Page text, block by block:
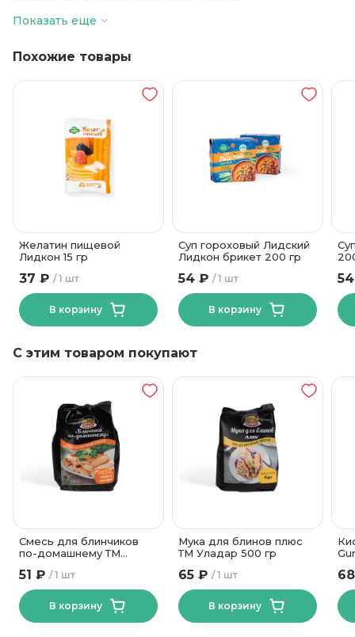
Температура хранения
Показать еще
Похожие товары
Желатин пищевой
Лидкон 15 гр
1 шт
37 ₽
В корзину
Суп гороховый Лидский
Лидкон брикет 200 гр
1 шт
54 ₽
В корзину
С этим товаром покупают
Смесь для блинчиков
по-домашнему ТМ
1 шт
51 ₽
В корзину
Мука для блинов плюс
ТМ Уладар 500 гр
1 шт
65 ₽
В корзину